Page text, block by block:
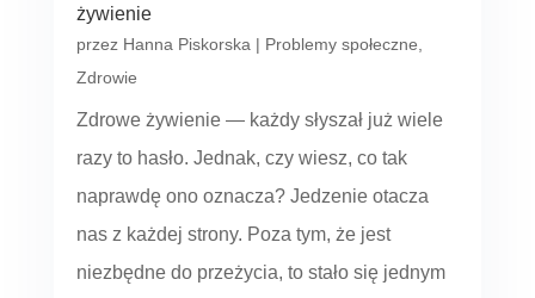
żywienie
przez Hanna Piskorska | Problemy społeczne
Zdrowie
Zdrowe żywienie — każdy słyszał już wiele
razy to hasło. Jednak, czy wiesz, co tak
naprawdę ono oznacza? Jedzenie otacza
nas z każdej strony. Poza tym, że jest
niezbędne do przeżycia, to stało się jednym